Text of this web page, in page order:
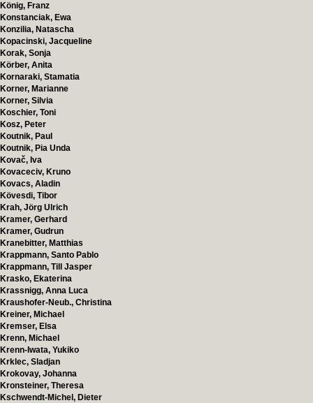
König, Franz
Konstanciak, Ewa
Konzilia, Natascha
Kopacinski, Jacqueline
Korak, Sonja
Körber, Anita
Kornaraki, Stamatia
Korner, Marianne
Korner, Silvia
Koschier, Toni
Kosz, Peter
Koutnik, Paul
Koutnik, Pia Unda
Kovač, Iva
Kovaceciv, Kruno
Kovacs, Aladin
Kövesdi, Tibor
Krah, Jörg Ulrich
Kramer, Gerhard
Kramer, Gudrun
Kranebitter, Matthias
Krappmann, Santo Pablo
Krappmann, Till Jasper
Krasko, Ekaterina
Krassnigg, Anna Luca
Kraushofer-Neub., Christina
Kreiner, Michael
Kremser, Elsa
Krenn, Michael
Krenn-Iwata, Yukiko
Krklec, Sladjan
Krokovay, Johanna
Kronsteiner, Theresa
Kschwendt-Michel, Dieter